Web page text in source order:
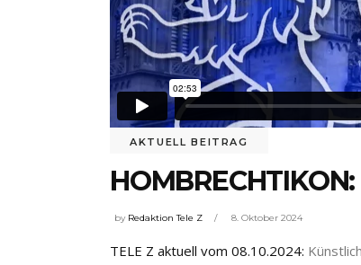
AKTUELL BEITRAG
by Redaktion Tele Z 8. Oktober 2024
TELE Z aktuell vom 08.10.2024: